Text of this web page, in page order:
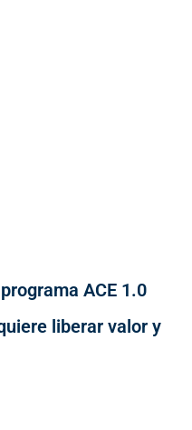
ACE 1.0
liberar valor y